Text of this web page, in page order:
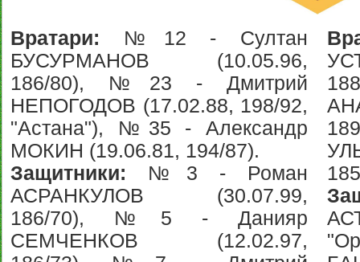
Вратари: №12 - Султан
БУСУРМАНОВ (10.05.96,
186/80), №23 - Дмитрий
НЕПОГОДОВ (17.02.88, 198/92,
"Астана"), №35 - Александр
МОКИН (19.06.81, 194/87).
Защитники: №3 - Роман
АСРАНКУЛОВ (30.07.99,
186/70), №5 - Данияр
СЕМЧЕНКОВ (12.02.97,